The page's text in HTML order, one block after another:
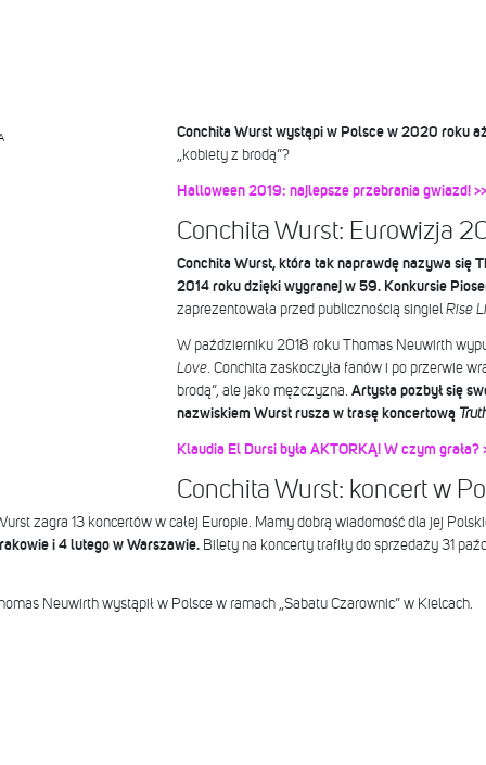
Conchita Wurst wystąpi w Polsce w 2020 roku
„kobiety z brodą”?
Halloween 2019: najlepsze przebrania gwiazd!
Conchita Wurst: Eurowizja
Conchita Wurst, która tak naprawdę nazywa się
2014 roku dzięki wygranej w 59. Konkursie
zaprezentowała przed publicznością singielRise
W październiku 2018 roku Thomas Neuwirth
Love. Conchita zaskoczyła fanów i po przerwie
brodą”, ale jako mężczyzna. Artysta pozbył się
nazwiskiem Wurst rusza w trasę koncertową
Klaudia El Dursi była AKTORKĄ! W czym grała?
Conchita Wurst: koncert w
zagra 13 koncertów w całej Europie. Mamy dobrą wiadomość dla jej
i 4 lutego w Warszawie.Bilety na koncerty trafiły do sprzedaży 31
Neuwirth wystąpił w Polsce w ramach „Sabatu Czarownic” w Kielcach.